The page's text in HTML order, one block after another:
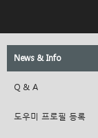
News & Info
Q & A
도우미 프로필 등록